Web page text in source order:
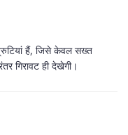
हैं, जिसे केवल सख्त
गिरावट ही देखेगी।